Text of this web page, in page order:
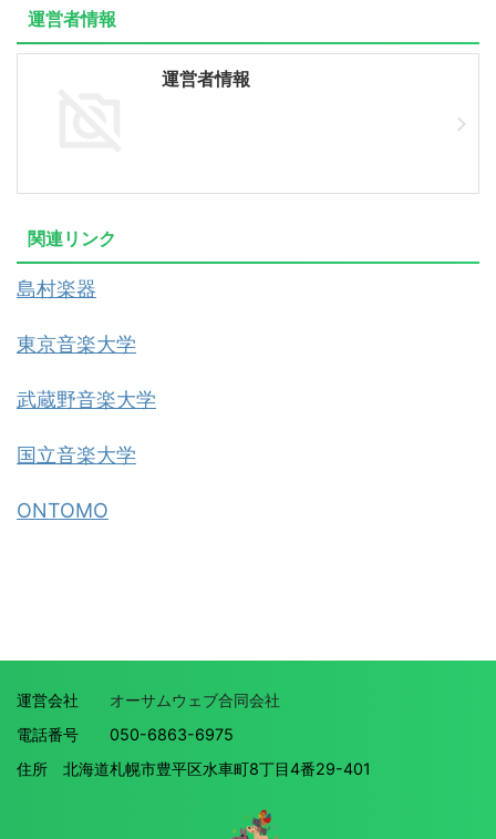
運営者情報
運営者情報
関連リンク
島村楽器
東京音楽大学
武蔵野音楽大学
国立音楽大学
ONTOMO
運営会社 オーサムウェブ合同会社
電話番号 050-6863-6975
住所 北海道札幌市豊平区水車町8丁目4番29-401